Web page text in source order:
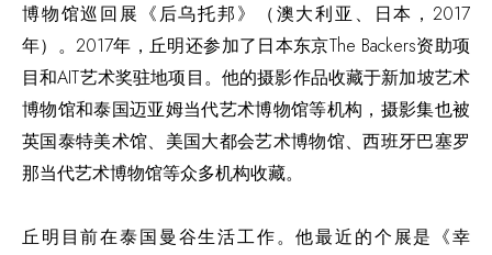
博物馆巡回展《后乌托邦》（澳大利亚、日本，2017
年）。2017年，丘明还参加了日本东京The Backers资助项
目和AIT艺术奖驻地项目。他的摄影作品收藏于新加坡艺术
博物馆和泰国迈亚姆当代艺术博物馆等机构，摄影集也被
英国泰特美术馆、美国大都会艺术博物馆、西班牙巴塞罗
那当代艺术博物馆等众多机构收藏。
丘明目前在泰国曼谷生活工作。他最近的个展是《幸